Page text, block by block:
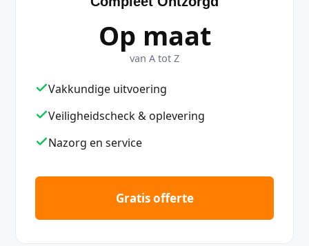
Op maat
van A tot Z
Vakkundige uitvoering
Veiligheidscheck & oplevering
Nazorg en service
Gratis offerte